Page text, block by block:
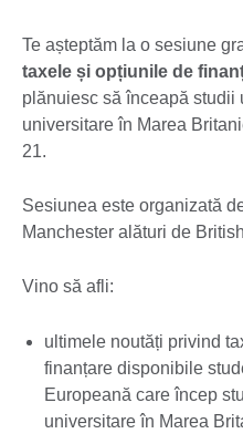
Te așteptăm la o sesiune
taxele și opțiunile de
plănuiesc să înceapă studii
universitare în Marea
21.
Sesiunea este organizată
Manchester alături de
Vino să afli:
ultimele noutăți privind
finanțare disponibile
Europeană care încep
universitare în Marea